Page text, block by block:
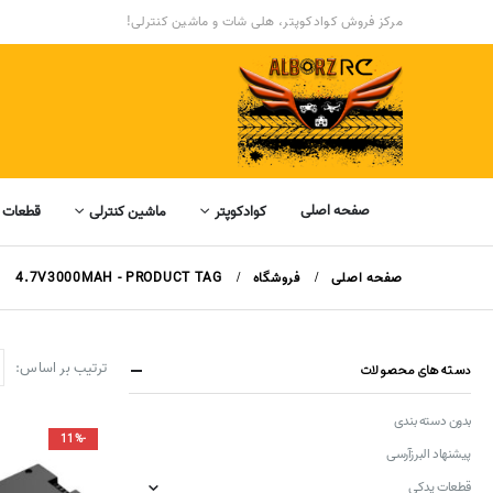
مرکز فروش کوادکوپتر، هلی شات و ماشین کنترلی!
صفحه اصلی کوادکوپتر ماشین کنترلی
صفحه اصلی فروشگاه PRODUCT TAG -
4.7V3000MAH
ترتیب بر اساس:
-11%
دسته‌های محصولات
بدون دسته بندی
پیشنهاد البرزآرسی
قطعات یدکی